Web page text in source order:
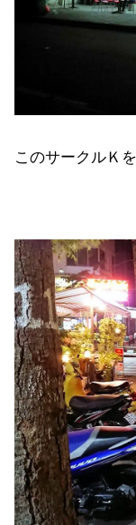
このサークルＫ